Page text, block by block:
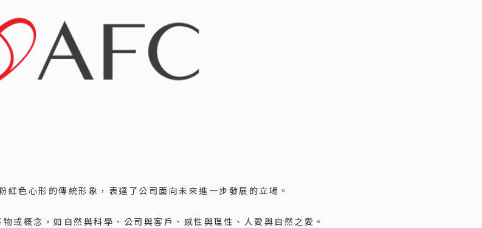
色心形的傳統形象，表達了公司面向未來進一步發展的立場。
或概念，如自然與科學、公司與客戶、感性與理性、人愛與自然之愛。